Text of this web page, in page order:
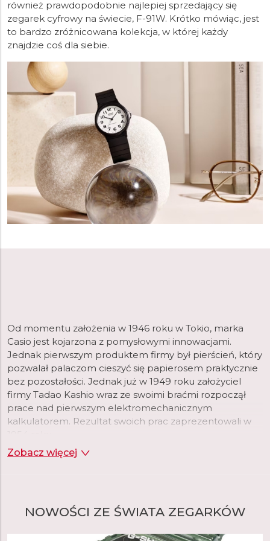
również prawdopodobnie najlepiej sprzedający się
zegarek cyfrowy na świecie, F-91W. Krótko mówiąc, jest
to bardzo zróżnicowana kolekcja, w której każdy
znajdzie coś dla siebie.
Od momentu założenia w 1946 roku w Tokio, marka
Casio jest kojarzona z pomysłowymi innowacjami.
Jednak pierwszym produktem firmy był pierścień, który
pozwalał palaczom cieszyć się papierosem praktycznie
bez pozostałości. Jednak już w 1949 roku założyciel
firmy Tadao Kashio wraz ze swoimi braćmi rozpoczął
prace nad pierwszym elektromechanicznym
kalkulatorem. Rezultat swoich prac zaprezentowali w
Dwadzieścia lat później, gdy firma rozszerzała swoje
z cyfrowym wyświetlaniem czasu, początkowo
jako okazję do wykorzystania swojej zaawansowanej
Zobacz więcej
NOWOŚCI ZE ŚWIATA ZEGARKÓW